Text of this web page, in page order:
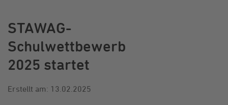
STAWAG-
Schulwettbewerb
2025 startet
Erstellt am: 13.02.2025